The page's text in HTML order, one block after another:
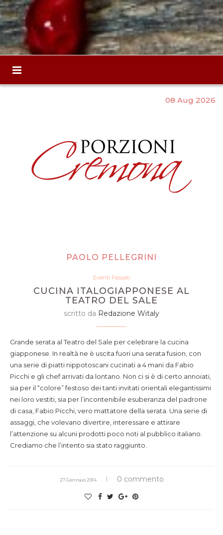
08 Aug 2026
PAOLO PELLEGRINI
Eventi Passati
CUCINA ITALOGIAPPONESE AL
TEATRO DEL SALE
scritto da Redazione Witaly
Grande serata al Teatro del Sale per celebrare la cucina
giapponese. In realtà ne è uscita fuori una serata fusion, con
una serie di piatti nippotoscani cucinati a 4 mani da Fabio
Picchi e gli chef arrivati da lontano. Non ci si è di certo annoiati,
sia per il “colore” festoso dei tanti invitati orientali elegantissimi
nei loro vestiti, sia per l’incontenibile esuberanza del padrone
di casa, Fabio Picchi, vero mattatore della serata. Una serie di
assaggi, che volevano divertire, interessare e attirare
l’attenzione su alcuni prodotti poco noti al pubblico italiano.
Crediamo che l’intento sia stato raggiunto.
27 Gennaio 2014 0 commento